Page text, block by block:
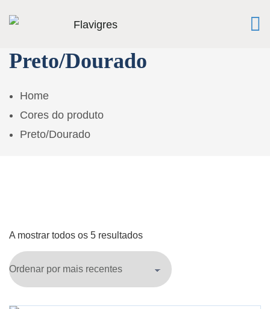
Preto/Dourado
Home
Cores do produto
Preto/Dourado
A mostrar todos os 5 resultados